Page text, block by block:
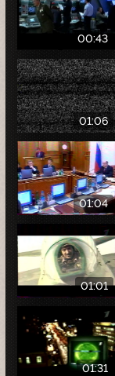
00:43
01:06
01:04
01:01
01:31